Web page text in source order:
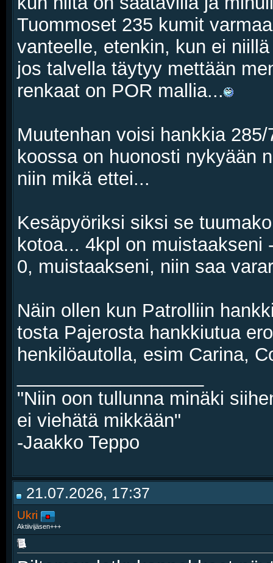
Tuommoset 235 kumit
vanteelle, etenkin, kun ei
jos talvella täytyy mettään
renkaat on POR mallia...
Muutenhan voisi hankkia
koossa on huonosti nykyään
niin mikä ettei...
Kesäpyöriksi siksi se
kotoa... 4kpl on muistaakseni
0, muistaakseni, niin saa
Näin ollen kun Patrolliin
tosta Pajerosta hankkiutua
henkilöautolla, esim Carina,
"Niin oon tullunna minäki
ei viehätä mikkään"
-Jaakko Teppo
21.07.2026, 17:37
Ukri
Aktiivijäsen+++